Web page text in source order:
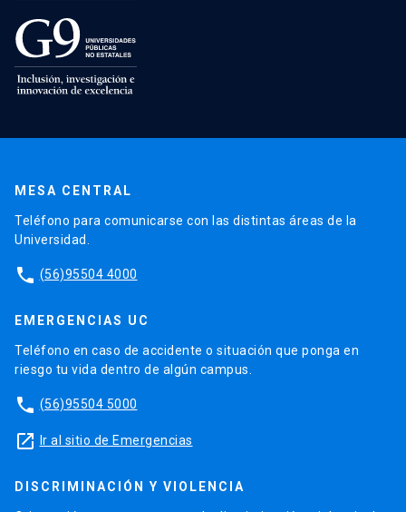
MESA CENTRAL
Teléfono para comunicarse con las distintas áreas de la
Universidad.
phone (56)95504 4000
EMERGENCIAS UC
Teléfono en caso de accidente o situación que ponga en
riesgo tu vida dentro de algún campus.
phone (56)95504 5000
launch Ir al sitio de Emergencias
DISCRIMINACIÓN Y VIOLENCIA